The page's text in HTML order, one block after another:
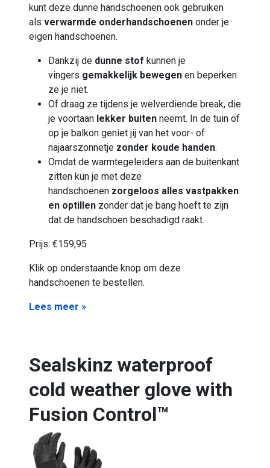
kunt deze dunne handschoenen ook gebruiken
als verwarmde onderhandschoenen onder je
eigen handschoenen.
Dankzij de dunne stof kunnen je
vingers gemakkelijk bewegen en beperken
ze je niet.
Of draag ze tijdens je welverdiende break, die
je voortaan lekker buiten neemt. In de tuin of
op je balkon geniet jij van het voor- of
najaarszonnetje zonder koude handen.
Omdat de warmtegeleiders aan de buitenkant
zitten kun je met deze
handschoenen zorgeloos alles vastpakken
en optillen zonder dat je bang hoeft te zijn
dat de handschoen beschadigd raakt.
Prijs: €159,95
Klik op onderstaande knop om deze
handschoenen te bestellen.
Lees meer »
Sealskinz waterproof
cold weather glove with
Fusion Control™